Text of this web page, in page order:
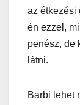
az étkezési
én ezzel,
penész, de
látni.
Barbi lehet